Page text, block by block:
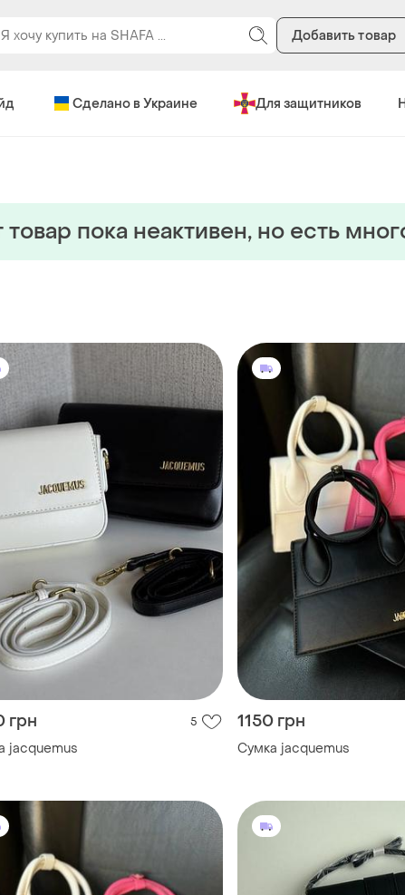
Добавить товар
Сделано в Украине Для защитников
товар пока неактивен, но есть
грн 5
jacquemus
1150 грн
Сумка jacquemus